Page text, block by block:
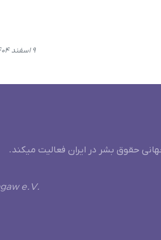
۹ اسفند ۱۴۰۴، ۱۱:۴۰
حقوق بشر در ایران فعالیت میکند.
e.V.